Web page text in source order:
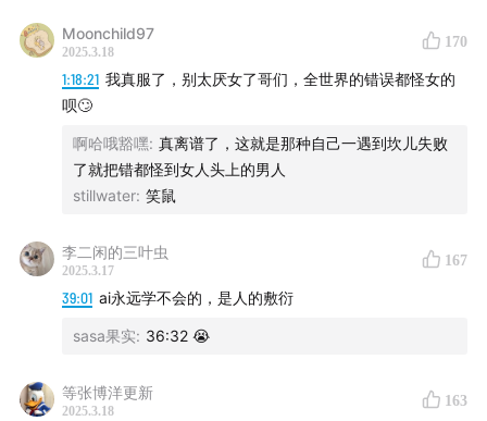
Moonchild97
2025.3.18
170
1:18:21 我真服了，别太厌女了哥们，全世界的错误都怪女的
呗🙄
啊哈哦豁嘿: 真离谱了，这就是那种自己一遇到坎儿失败
了就把错都怪到女人头上的男人
stillwater: 笑鼠
李二闲的三叶虫
2025.3.17
167
39:01 ai永远学不会的，是人的敷衍
sasa果实: 36:32 😭
等张博洋更新
2025.3.18
163